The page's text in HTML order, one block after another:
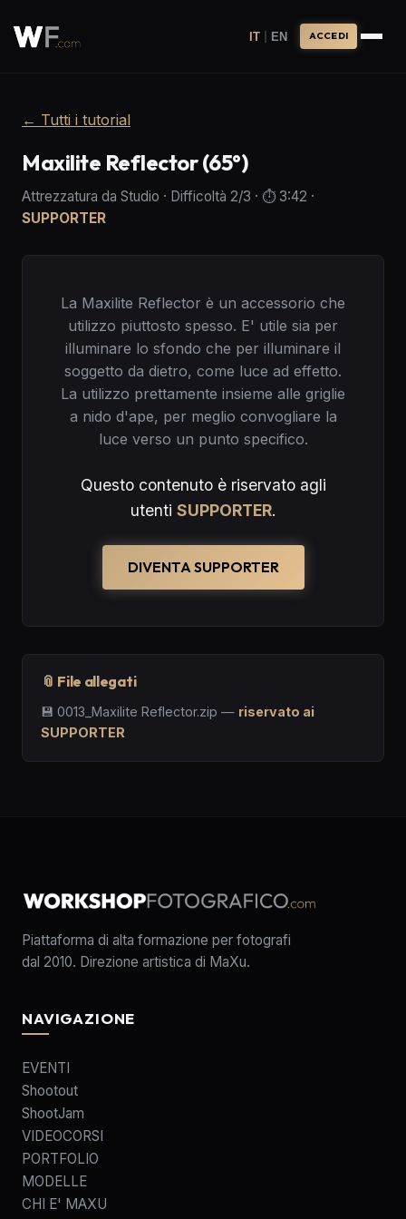
IT | EN ACCEDI
← Tutti i tutorial
Maxilite Reflector (65°)
Attrezzatura da Studio · Difficoltà 2/3 · ⏱️3:42 ·
SUPPORTER
La Maxilite Reflector è un accessorio che
utilizzo piuttosto spesso. E' utile sia per
illuminare lo sfondo che per illuminare il
soggetto da dietro, come luce ad effetto.
La utilizzo prettamente insieme alle griglie
a nido d'ape, per meglio convogliare la
luce verso un punto specifico.
Questo contenuto è riservato agli
utenti SUPPORTER.
DIVENTA SUPPORTER
📎 File allegati
💾 0013_Maxilite Reflector.zip — riservato ai
SUPPORTER
Piattaforma di alta formazione per fotografi
dal 2010. Direzione artistica di MaXu.
NAVIGAZIONE
EVENTI
Shootout
ShootJam
VIDEOCORSI
PORTFOLIO
MODELLE
CHI E' MAXU